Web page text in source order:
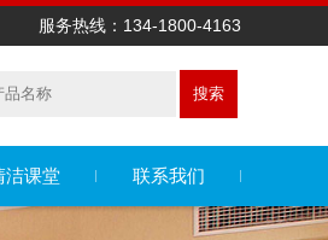
服务热线：134-1800-4163
搜索
洁课堂 联系我们